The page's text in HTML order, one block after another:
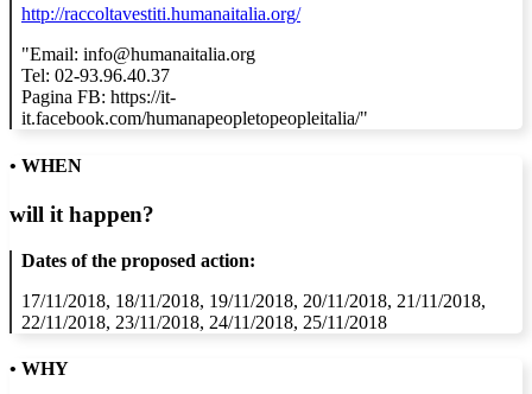
http://raccoltavestiti.humanaitalia.org/
"Email: info@humanaitalia.org
Tel: 02-93.96.40.37
Pagina FB: https://it-
it.facebook.com/humanapeopletopeopleitalia/"
• WHEN
will it happen?
Dates of the proposed action:
17/11/2018, 18/11/2018, 19/11/2018, 20/11/2018, 21/11/2018,
22/11/2018, 23/11/2018, 24/11/2018, 25/11/2018
• WHY